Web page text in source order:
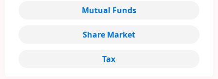
Mutual Funds
Share Market
Tax